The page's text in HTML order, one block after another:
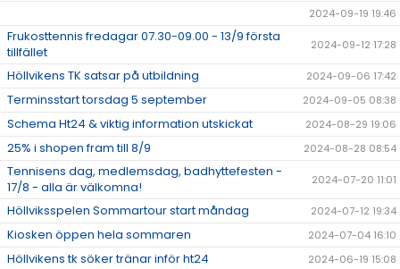
2024-09-19 19:46
Frukosttennis fredagar 07.30-09.00 - 13/9 första
tillfället
2024-09-12 17:28
Höllvikens TK satsar på utbildning 2024-09-06 17:42
Terminsstart torsdag 5 september 2024-09-05 08:38
Schema Ht24 & viktig information utskickat 2024-08-29 19:06
25% i shopen fram till 8/9 2024-08-28 08:54
Tennisens dag, medlemsdag, badhyttefesten -
17/8 - alla är välkomna!
2024-07-20 11:01
Höllviksspelen Sommartour start måndag 2024-07-12 19:34
Kiosken öppen hela sommaren 2024-07-04 16:10
Höllvikens tk söker tränar inför ht24 2024-06-19 15:08